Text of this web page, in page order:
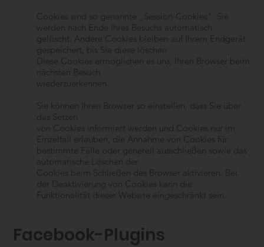
Cookies sind so genannte „Session-Cookies“. Sie
werden nach Ende Ihres Besuchs automatisch
gelöscht. Andere Cookies bleiben auf Ihrem Endgerät
gespeichert, bis Sie diese löschen.
Diese Cookies ermöglichen es uns, Ihren Browser beim
nächsten Besuch
wiederzuerkennen.
Sie können Ihren Browser so einstellen, dass Sie über
das Setzen
von Cookies informiert werden und Cookies nur im
Einzelfall erlauben, die Annahme von Cookies für
bestimmte Fälle oder generell ausschließen sowie das
automatische Löschen der
Cookies beim Schließen des Browser aktivieren. Bei
der Deaktivierung von Cookies kann die
Funktionalität dieser Website eingeschränkt sein.
Facebook-Plugins